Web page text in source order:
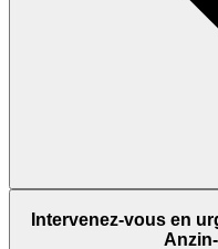
Intervenez-vous en